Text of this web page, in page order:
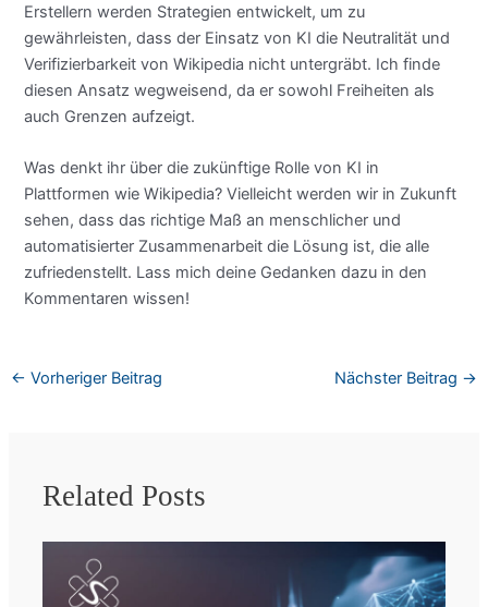
Erstellern werden Strategien entwickelt, um zu
gewährleisten, dass der Einsatz von KI die Neutralität und
Verifizierbarkeit von Wikipedia nicht untergräbt. Ich finde
diesen Ansatz wegweisend, da er sowohl Freiheiten als
auch Grenzen aufzeigt.
Was denkt ihr über die zukünftige Rolle von KI in
Plattformen wie Wikipedia? Vielleicht werden wir in Zukunft
sehen, dass das richtige Maß an menschlicher und
automatisierter Zusammenarbeit die Lösung ist, die alle
zufriedenstellt. Lass mich deine Gedanken dazu in den
Kommentaren wissen!
← Vorheriger Beitrag Nächster Beitrag →
Related Posts